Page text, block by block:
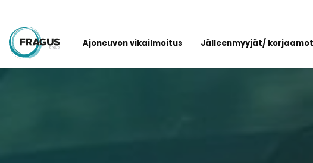
Ajoneuvon vikailmoitus Jälleenmyyjät/ korjaamot